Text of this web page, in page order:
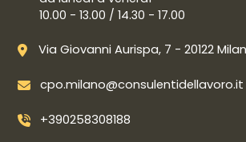
10.00 - 13.00 / 14.30 - 17.00
Via Giovanni Aurispa, 7 - 20122
cpo.milano@consulentidellavoro.it
+390258308188